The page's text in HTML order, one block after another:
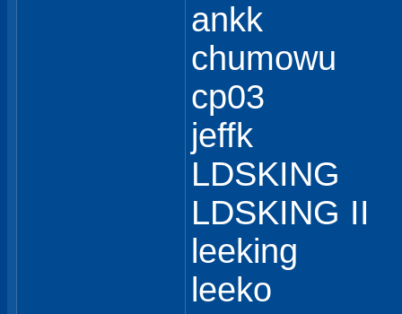
ankk
chumowu
cp03
jeffk
LDSKING
LDSKING II
leeking
leeko